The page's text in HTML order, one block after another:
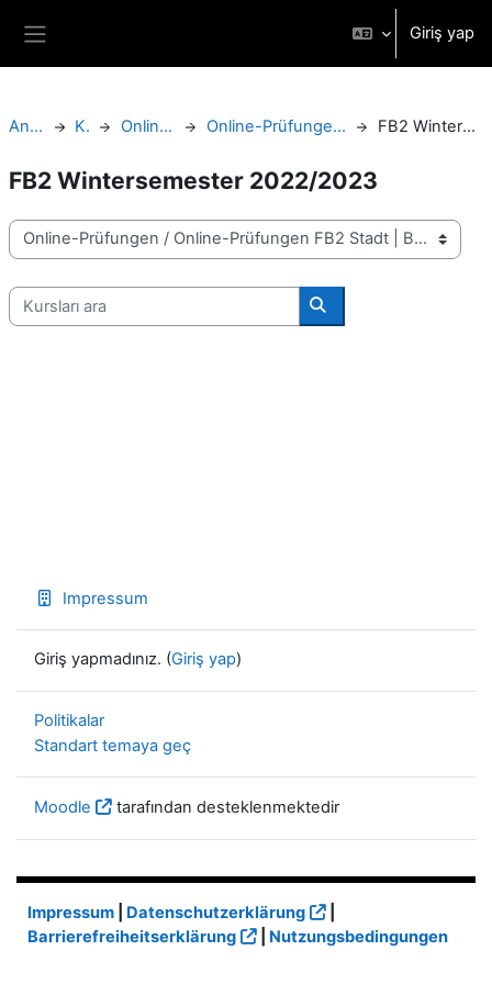
Giriş yap
Ana sayfa Kurslar Online-Prüfungen Online-Prüfungen FB2 Stadt | Bau | Kultur FB2 Wintersemester 2022/2023
FB2 Wintersemester 2022/2023
Kurs Kategorileri
Kursları ara
Kursları ara
Impressum
Giriş yapmadınız. (Giriş yap)
Politikalar
Standart temaya geç
Moodle tarafından desteklenmektedir
Impressum Datenschutzerklärung
Barrierefreiheitserklärung
Nutzungsbedingungen